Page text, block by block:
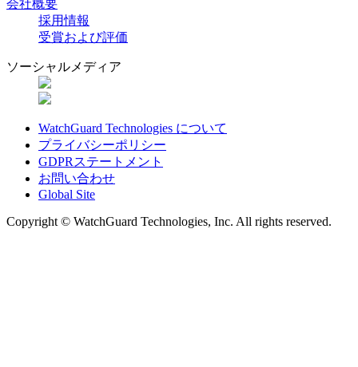
会社概要
採用情報
受賞および評価
ソーシャルメディア
WatchGuard Technologies について
プライバシーポリシー
GDPRステートメント
お問い合わせ
Global Site
Copyright © WatchGuard Technologies, Inc. All rights reserved.